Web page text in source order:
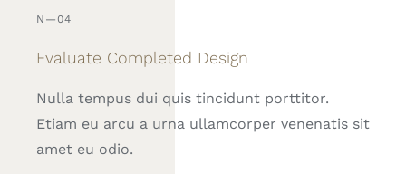
N—04
Evaluate Completed Design
Nulla tempus dui quis tincidunt porttitor.
Etiam eu arcu a urna ullamcorper venenatis sit
amet eu odio.